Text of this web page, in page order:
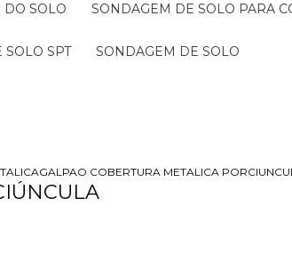
DO SOLO SONDAGEM DE SOLO PARA
SOLO SPT SONDAGEM DE SOLO
GALPAO COBERTURA METALICA